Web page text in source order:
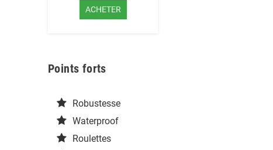
ACHETER
Points forts
Robustesse
Waterproof
Roulettes